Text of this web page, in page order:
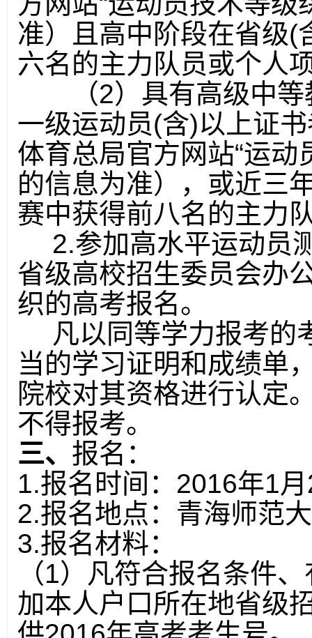
准）且高中阶段在省级(
六名的主力队员或个人
（2）具有高级中
一级运动员(含)以上证
体育总局官方网站“运动
的信息为准），或近三
赛中获得前八名的主力
2.参加高水平运动员
省级高校招生委员会办
织的高考报名。
凡以同等学力报考的
当的学习证明和成绩单
院校对其资格进行认定
不得报考。
三、 报名：
1.报名时间： 2016年1月
2.报名地点：青海师范
3.报名材料：
（1）凡符合报名条件
加本人户口所在地省级